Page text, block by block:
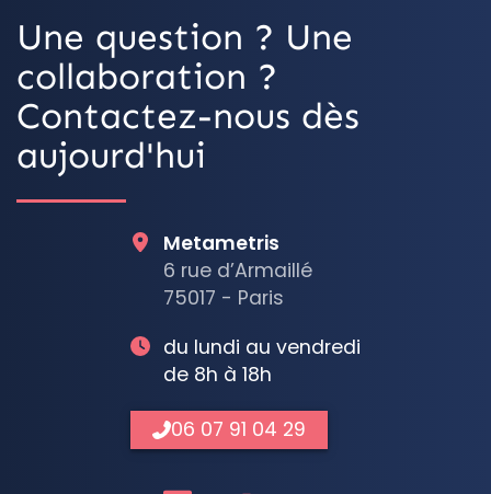
Une question ? Une
collaboration ?
Contactez-nous dès
aujourd'hui
Metametris
6 rue d’Armaillé
75017 - Paris
du lundi au vendredi
de 8h à 18h
06 07 91 04 29